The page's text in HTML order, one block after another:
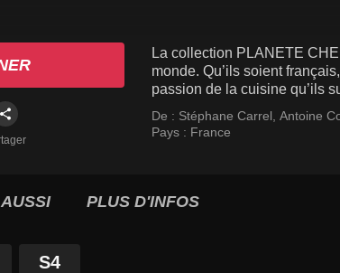
La collection PLANETE
monde. Qu’ils soient
passion de la cuisine qu’ils
De : Stéphane Carrel Antoine
Pays : France
PLUS D'INFOS
S4